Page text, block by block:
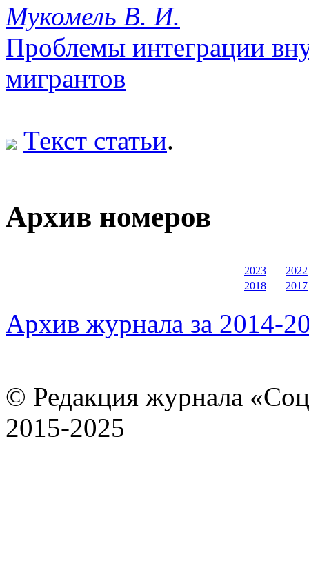
Мукомель В. И.
Проблемы интеграции
мигрантов
Текст статьи.
Архив номеров
2023
2022
2018
2017
Архив журнала за 2014-
© Редакция журнала
2015-2025